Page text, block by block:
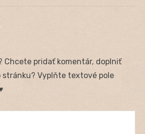
Chcete pridať komentár, doplniť
Vyplňte textové pole